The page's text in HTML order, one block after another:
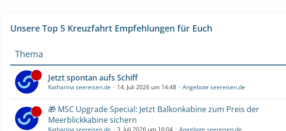
Unsere Top 5 Kreuzfahrt Empfehlungen für Euch
Thema
Jetzt spontan aufs Schiff
Katharina seereisen.de 14. Juli 2026 um 14:48 Angebote seereisen.de
🎁 MSC Upgrade Special: Jetzt Balkonkabine zum Preis der
Meerblickkabine sichern
Katharina seereisen.de 3. Juli 2026 um 16:04 Angebote seereisen.de